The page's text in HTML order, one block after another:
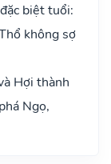
biệt tuổi:
không sợ
Hợi thành
Ngọ,